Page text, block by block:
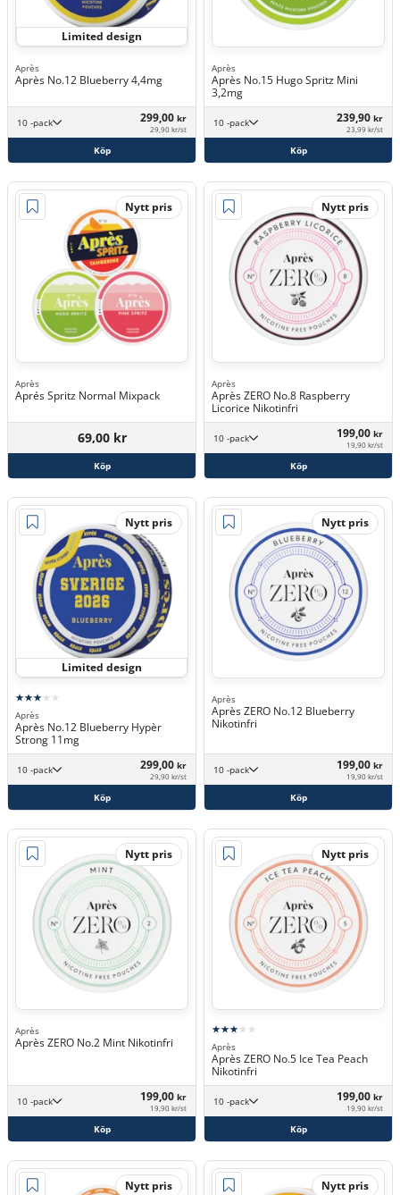
Limited design
Après
Après No.12 Blueberry 4,4mg
10 -pack 299,00 kr
29,90 kr/st
Köp
Après
Après No.15 Hugo Spritz Mini
3,2mg
10 -pack 239,90 kr
23,99 kr/st
Köp
Nytt pris
Après
Aprés Spritz Normal Mixpack
69,00 kr
Köp
Nytt pris
Après
Après ZERO No.8 Raspberry
Licorice Nikotinfri
10 -pack 199,00 kr
19,90 kr/st
Köp
Nytt pris
Limited design
Après
Après No.12 Blueberry Hypèr
Strong 11mg
10 -pack 299,00 kr
29,90 kr/st
Köp
Nytt pris
Après
Après ZERO No.12 Blueberry
Nikotinfri
10 -pack 199,00 kr
19,90 kr/st
Köp
Nytt pris
Après
Après ZERO No.2 Mint Nikotinfri
10 -pack 199,00 kr
19,90 kr/st
Köp
Nytt pris
Après
Après ZERO No.5 Ice Tea Peach
Nikotinfri
10 -pack 199,00 kr
19,90 kr/st
Köp
Nytt pris Nytt pris